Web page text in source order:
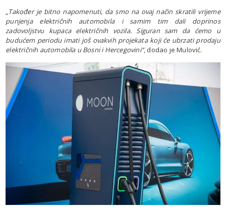
„Također je bitno napomenuti, da smo na ovaj način skratili vrijeme
punjenja električnih automobila i samim tim dali doprinos
zadovoljstvu kupaca električnih vozila. Siguran sam da ćemo u
budućem periodu imati još ovakvih projekata koji će ubrzati prodaju
električnih automobila u Bosni i Hercegovini“, dodao je Mulović.